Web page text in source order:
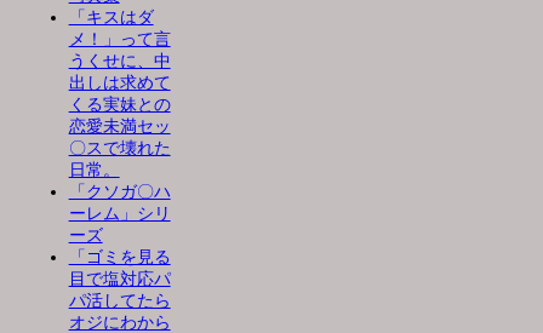
「キスはダ
メ！」って言
うくせに、中
出しは求めて
くる実妹との
恋愛未満セッ
〇スで壊れた
日常。
「クソガ〇ハ
ーレム」シリ
ーズ
「ゴミを見る
目で塩対応パ
パ活してたら
オジにわから